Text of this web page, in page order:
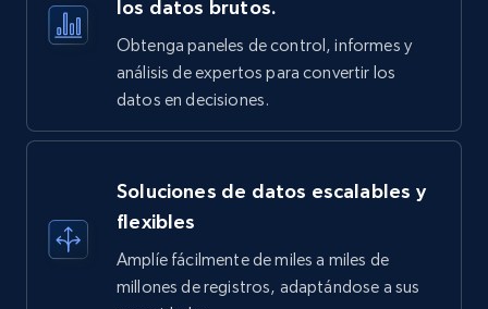
los datos brutos.
Obtenga paneles de control, informes y
análisis de expertos para convertir los
datos en decisiones.
Soluciones de datos escalables y
flexibles
Amplíe fácilmente de miles a miles de
millones de registros, adaptándose a sus